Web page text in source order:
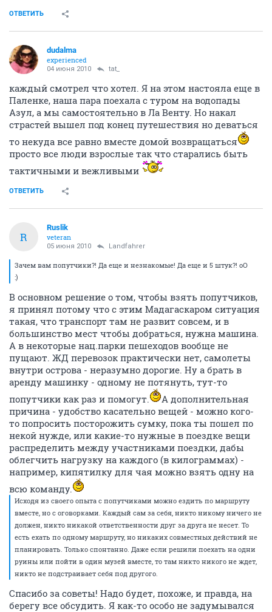
ОТВЕТИТЬ
dudalma
experienced
04 июня 2010 tat_
каждый смотрел что хотел. Я на этом настояла еще в
Паленке, наша пара поехала с туром на водопады
Азул, а мы самостоятельно в Ла Венту. Но накал
страстей вышел под конец путешествия но деваться
то некуда все равно вместе домой возвращаться
просто все люди взрослые так что старались быть
тактичными и вежливыми
ОТВЕТИТЬ
R
Ruslik
veteran
05 июня 2010 Landfahrer
Зачем вам попутчики?! Да еще и незнакомые! Да еще и 5 штук?! оО
:)
В основном решение о том, чтобы взять попутчиков,
я принял потому что с этим Мадагаскаром ситуация
такая, что транспорт там не развит совсем, и в
большинство мест чтобы добраться, нужна машина.
А в некоторые нац.парки пешеходов вообще не
пущают. ЖД перевозок практически нет, самолеты
внутри острова - неразумно дорогие. Ну а брать в
аренду машинку - одному не потянуть, тут-то
попутчики как раз и помогут.
А дополнительная
причина - удобство касательно вещей - можно кого-
то попросить посторожить сумку, пока ты пошел по
некой нужде, или какие-то нужные в поездке вещи
распределить между участниками поездки, дабы
облегчить нагрузку на каждого (в килограммах) -
например, кипятилку для чая можно взять одну на
всю команду.
Исходя из своего опыта с попутчиками можно ездить по маршруту
вместе, но с оговорками. Каждый сам за себя, никто никому ничего не
должен, никто никакой ответственности друг за друга не несет. То
есть ехать по одному маршруту, но никаких совместных действий не
планировать. Только спонтанно. Даже если решили поехать на одни
руины или пойти в один музей вместе, то там никто никого не ждет,
никто не подстраивает себя под другого.
Спасибо за советы! Надо будет, похоже, и правда, на
берегу все обсудить. Я как-то особо не задумывался